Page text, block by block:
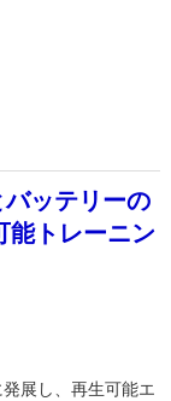
ッテリーの
能トレーニン
展し、再生可能エ